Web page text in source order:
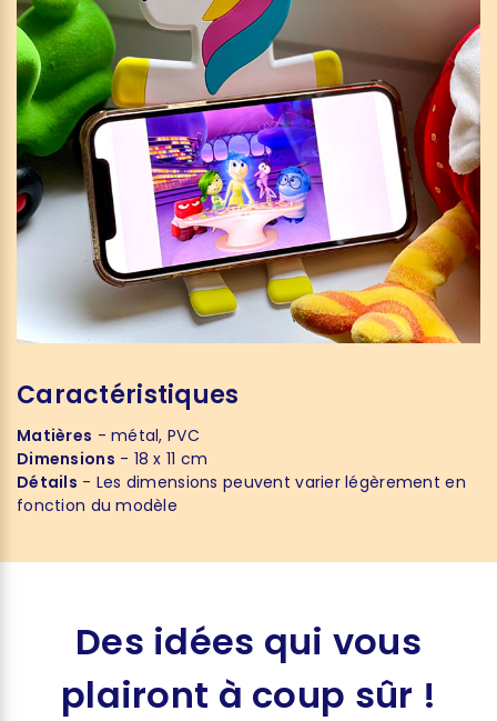
Caractéristiques
Matières - métal, PVC
Dimensions - 18 x 11 cm
Détails - Les dimensions peuvent varier légèrement en
fonction du modèle
Des idées qui vous
plairont à coup sûr !